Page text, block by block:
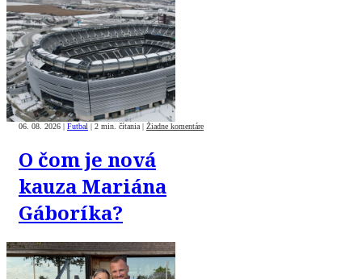
06. 08. 2026 | Futbal | 2 min. čítania | Žiadne komentáre
O čom je nová
kauza Mariána
Gáboríka?